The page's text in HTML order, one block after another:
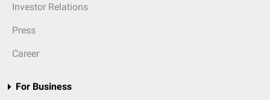
Investor Relations
Press
Career
For Business